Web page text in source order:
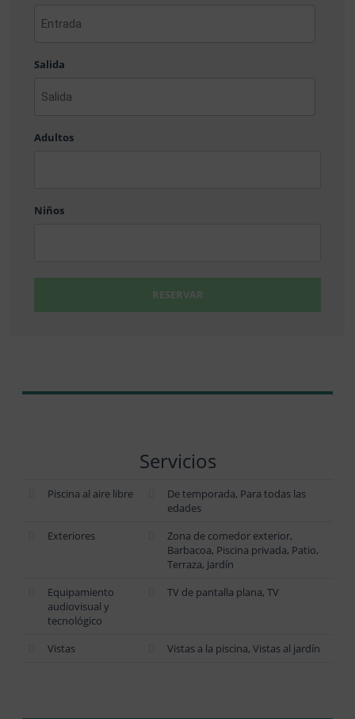
MM
Salida
MM
Adultos
Niños
RESERVAR
Servicios
Piscina al aire libre
De temporada, Para todas las
edades
Exteriores
Zona de comedor exterior,
Barbacoa, Piscina privada, Patio,
Terraza, Jardín
Equipamiento
audiovisual y
tecnológico
TV de pantalla plana, TV
Vistas Vistas a la piscina, Vistas al jardín